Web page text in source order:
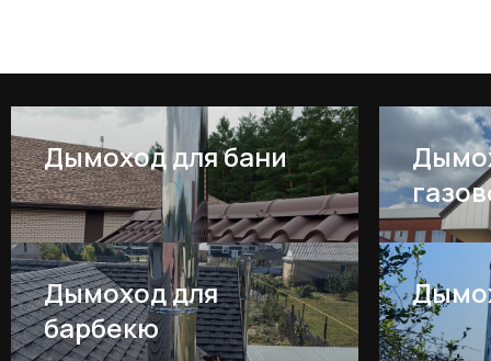
Дымоход для бани
Дымоход для
барбекю
FERRUM Каталог